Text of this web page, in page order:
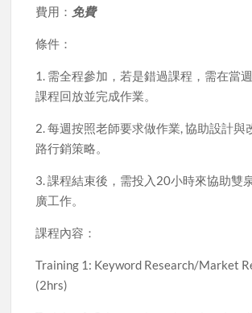
費用： 免費
條件：
1. 需全程參加，若是錯過課程，需在當
課程回放並完成作業。
2. 每週按照老師要求做作業, 協助設計與
路行銷策略。
3. 課程結束後，需投入20小時來協助雙
廣工作。
課程內容：
Training 1: Keyword Research/Market
(2hrs)